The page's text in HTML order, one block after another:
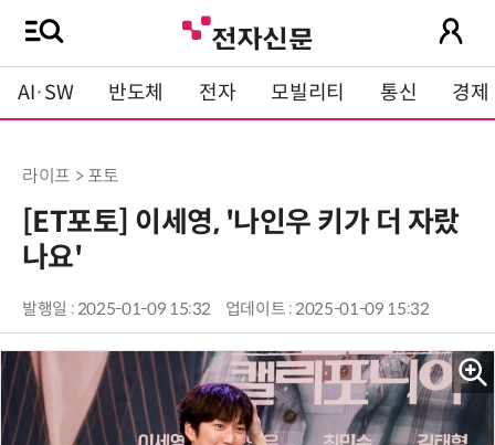
AI·SW 반도체 전자 모빌리티 통신 경제
라이프 > 포토
[ET포토] 이세영, '나인우 키가 더 자랐
나요'
발행일 : 2025-01-09 15:32 업데이트 : 2025-01-09 15:32